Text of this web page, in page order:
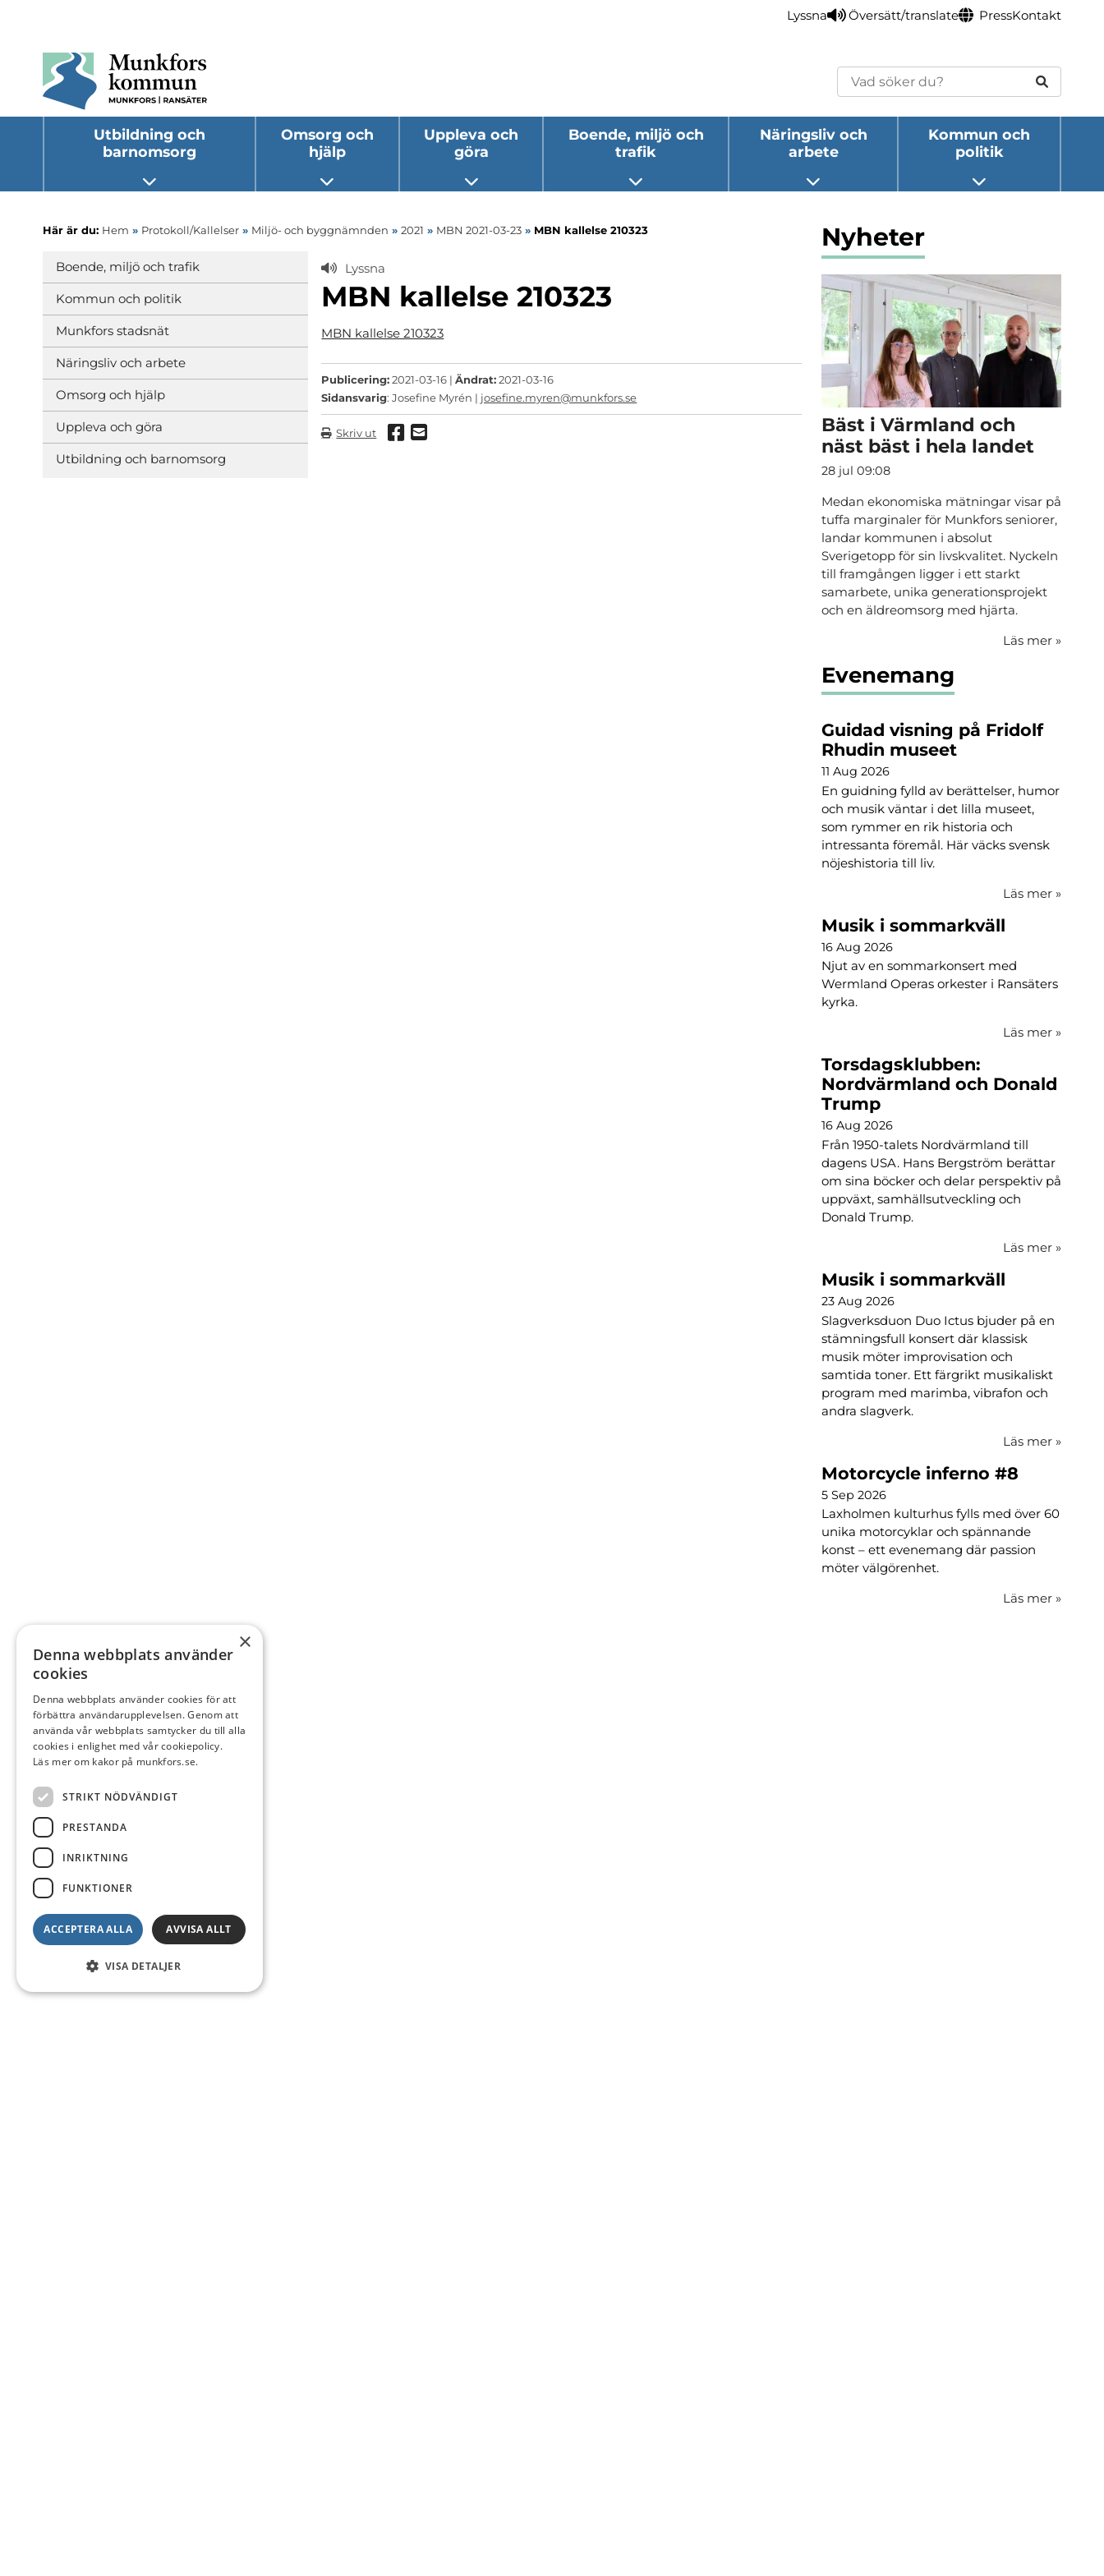
Lyssna Översätt/translate PressKontakt
Sök
Utbildning och
barnomsorg
Öppna undermeny
Omsorg och
hjälp
Öppna undermeny
Uppleva och
göra
Öppna undermeny
Boende, miljö och
trafik
Öppna undermeny
Näringsliv och
arbete
Öppna undermeny
Kommun och
politik
Öppna undermeny
Här är du: Hem » Protokoll/Kallelser » Miljö- och byggnämnden » 2021 » MBN 2021-03-23 » MBN kallelse 210323
Boende, miljö och trafik
Kommun och politik
Munkfors stadsnät
Näringsliv och arbete
Omsorg och hjälp
Uppleva och göra
Utbildning och barnomsorg
Lyssna
MBN kallelse 210323
MBN kallelse 210323
Publicering:2021-03-16 |Ändrat:2021-03-16
Sidansvarig: Josefine Myrén | josefine.myren@munkfors.se
Skriv ut Dela via Facebook
Dela via mail
Nyheter
Bäst i Värmland och
näst bäst i hela landet
28 jul 09:08
Medan ekonomiska mätningar visar på
tuffa marginaler för Munkfors seniorer,
landar kommunen i absolut
Sverigetopp för sin livskvalitet. Nyckeln
till framgången ligger i ett starkt
samarbete, unika generationsprojekt
och en äldreomsorg med hjärta.
Läs mer »
Evenemang
Guidad visning på Fridolf
Rhudin museet
11 Aug 2026
En guidning fylld av berättelser, humor
och musik väntar i det lilla museet,
som rymmer en rik historia och
intressanta föremål. Här väcks svensk
nöjeshistoria till liv.
Läs mer »
Musik i sommarkväll
16 Aug 2026
Njut av en sommarkonsert med
Wermland Operas orkester i Ransäters
kyrka.
Läs mer »
Torsdagsklubben:
Nordvärmland och Donald
Trump
16 Aug 2026
Från 1950-talets Nordvärmland till
dagens USA. Hans Bergström berättar
om sina böcker och delar perspektiv på
uppväxt, samhällsutveckling och
Donald Trump.
Läs mer »
Musik i sommarkväll
23 Aug 2026
Slagverksduon Duo Ictus bjuder på en
stämningsfull konsert där klassisk
musik möter improvisation och
samtida toner. Ett färgrikt musikaliskt
program med marimba, vibrafon och
andra slagverk.
Läs mer »
Motorcycle inferno #8
5 Sep 2026
Laxholmen kulturhus fylls med över 60
unika motorcyklar och spännande
konst – ett evenemang där passion
möter välgörenhet.
Läs mer »
×
Denna webbplats använder
cookies
Denna webbplats använder cookies för att
förbättra användarupplevelsen. Genom att
använda vår webbplats samtycker du till alla
cookies i enlighet med vår cookiepolicy.
Läs mer om kakor på munkfors.se.
STRIKT NÖDVÄNDIGT
PRESTANDA
INRIKTNING
FUNKTIONER
ACCEPTERA ALLA AVVISA ALLT
VISA DETALJER